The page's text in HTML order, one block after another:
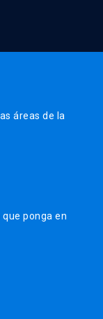
áreas de la
ponga en